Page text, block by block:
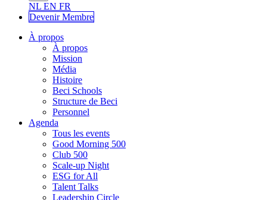
NL EN FR
Devenir Membre
À propos
À propos
Mission
Média
Histoire
Beci Schools
Structure de Beci
Personnel
Agenda
Tous les events
Good Morning 500
Club 500
Scale-up Night
ESG for All
Talent Talks
Leadership Circle